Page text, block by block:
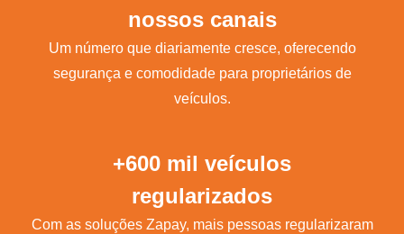
nossos canais
Um número que diariamente cresce, oferecendo
segurança e comodidade para proprietários de
veículos.
+600 mil veículos
regularizados
Com as soluções Zapay, mais pessoas regularizaram